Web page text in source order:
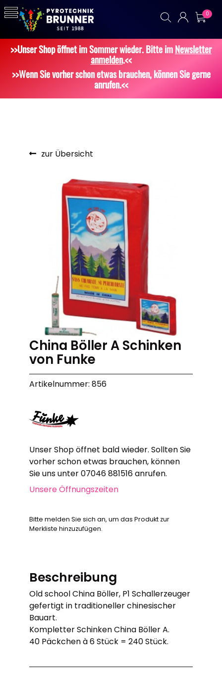
0
>>Unser Shop öffnet im Sommer wieder. Bitte imNewsletter
anmelden.<<
>>Wenn Sie vorher schon etwas brauchen, können Sie gerne
anrufen.<<
zur Übersicht
China Böller A Schinken
von Funke
Artikelnummer: 856
Unser Shop öffnet bald wieder. Sollten Sie
vorher schon etwas brauchen, können
Sie uns unter 07046 881516 anrufen.
Unsere Öffnungszeiten
Bitte melden Sie sich an, um das Produkt zur
Merkliste hinzuzufügen.
Beschreibung
Old school China Böller, P1 Schallerzeuger
gefertigt in traditioneller chinesischer
Bauart.
Kompletter Schinken China Böller A.
40 Päckchen à 6 Stück = 240 Stück.